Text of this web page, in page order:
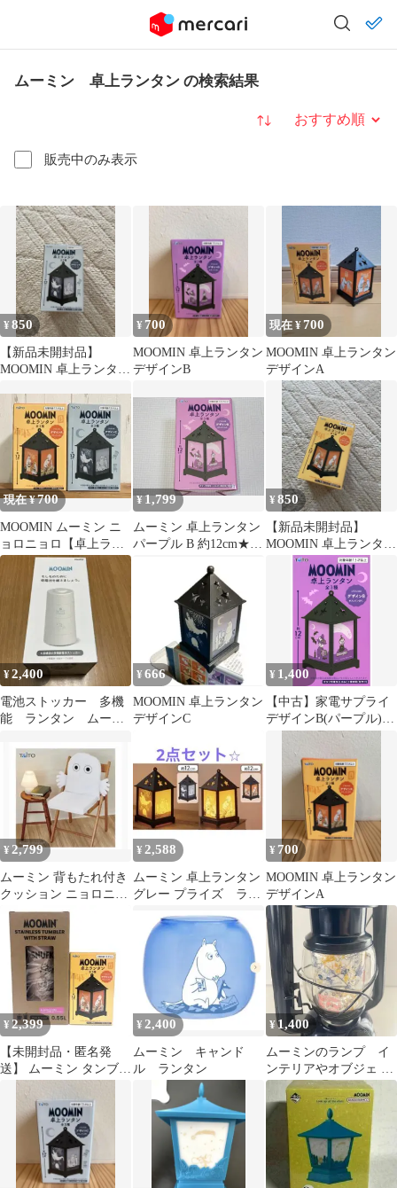
ムーミン 卓上ランタン の検索結果
販売中のみ表示
並び替え
¥850
【新品未開封品】
MOOMIN 卓上ランタン
¥ 700
MOOMIN 卓上ランタン
デザインB
現在 ¥700
MOOMIN 卓上ランタン
デザインA
現在 ¥700
MOOMIN ムーミン ニ
ョロニョロ【卓上ラン
タン】 2種類
¥1,799
ムーミン 卓上ランタン
パープル B 約12cm★新
¥850
【新品未開封品】
MOOMIN 卓上ランタン
デザインA
¥2,400
電池ストッカー 多機
能 ランタン ムーミ
¥ 666
MOOMIN 卓上ランタン
デザインC
¥ 1,400
【中古】家電サプライ
デザインB(パープル)
卓上ランタン 「ムーミ
¥ 2,799
ムーミン 背もたれ付き
クッション ニョロニョ
ロ 卓上ランタン
¥ 2,588
ムーミン 卓上ランタン
グレー プライズ ライ
ョロ ルーム
¥ 700
MOOMIN 卓上ランタン
デザインA
¥ 2,399
【未開封品・匿名発
送】 ムーミン タンブラ
¥ 2,400
ムーミン キャンド
ル ランタン
¥1,400
ムーミンのランプ イ
ンテリアやオブジェ コ
レクションとして